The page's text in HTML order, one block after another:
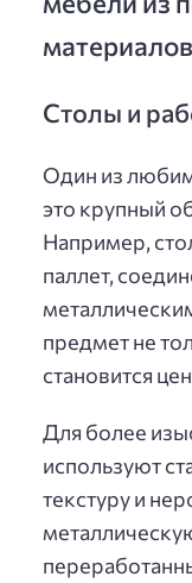
Столы и
Один из
это крупный
Например,
паллет,
предмет не
становится
Для более
используют
текстуру и